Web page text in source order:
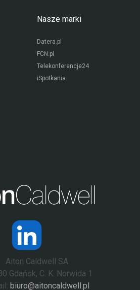
Nasze marki
Datera.pl
FCN.pl
Telekonferencje24
iSpotkania
Aiton Caldwell SA
Gdańsk, C. K. Norwida 1
biuro@aitoncaldwell.pl